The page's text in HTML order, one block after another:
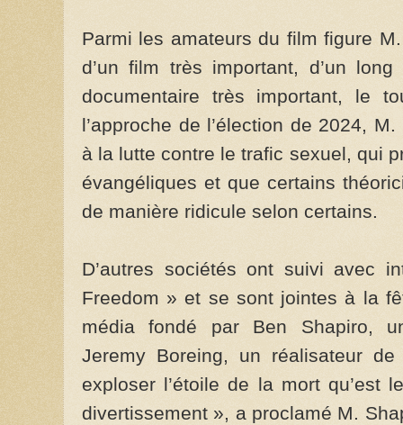
Parmi les amateurs du film figure
d’un film très important, d’un
documentaire très important, le
l’approche de l’élection de 2024,
à la lutte contre le trafic sexuel, qui
évangéliques et que certains
de manière ridicule selon certains.
D’autres sociétés ont suivi avec
Freedom » et se sont jointes à la
média fondé par Ben Shapiro,
Jeremy Boreing, un réalisateur
exploser l’étoile de la mort qu’est
divertissement », a proclamé M.